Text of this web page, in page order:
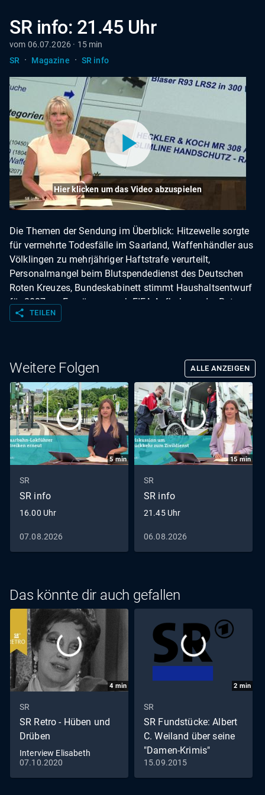
SR info: 21.45 Uhr
vom 06.07.2026 · 15 min
SR
· Magazine · SR info
Hier klicken um das Video abzuspielen
Die Themen der Sendung im Überblick: Hitzewelle sorgte
für vermehrte Todesfälle im Saarland, Waffenhändler aus
Völklingen zu mehrjähriger Haftstrafe verurteilt,
Personalmangel beim Blutspendedienst des Deutschen
Roten Kreuzes, Bundeskabinett stimmt Haushaltsentwurf
für 2027 zu, Empörung nach FIFA-Aufhebung der Rot-
Sperre gegen US-Stürmer Balogun, Dritte Etappe der Tour
share TEILEN
Weitere Folgen ALLE ANZEIGEN
5min
SR
SR info
16.00 Uhr
07.08.2026
15 min
SR
SR info
21.45 Uhr
06.08.2026
Das könnte dir auch gefallen
4 min
SR
SR Retro - Hüben und
Drüben
Interview Elisabeth
Flickenschildt
07.10.2020
2 min
SR
SR Fundstücke: Albert
C. Weiland über seine
"Damen-Krimis"
15.09.2015